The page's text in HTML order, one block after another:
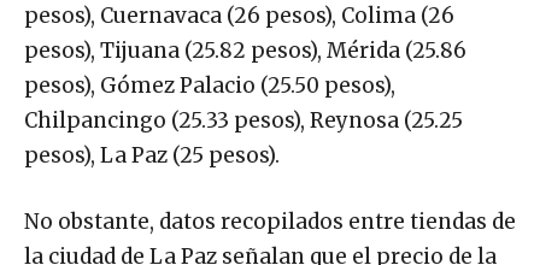
pesos), Cuernavaca (26 pesos), Colima (26
pesos), Tijuana (25.82 pesos), Mérida (25.86
pesos), Gómez Palacio (25.50 pesos),
Chilpancingo (25.33 pesos), Reynosa (25.25
pesos), La Paz (25 pesos).
No obstante, datos recopilados entre tiendas de
la ciudad de La Paz señalan que el precio de la